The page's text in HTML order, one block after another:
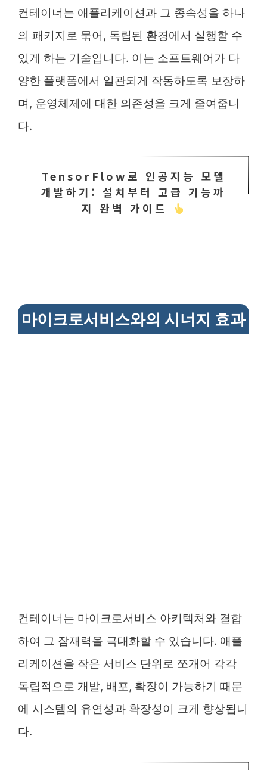
컨테이너는 애플리케이션과 그 종속성을 하나
의 패키지로 묶어, 독립된 환경에서 실행할 수
있게 하는 기술입니다. 이는 소프트웨어가 다
양한 플랫폼에서 일관되게 작동하도록 보장하
며, 운영체제에 대한 의존성을 크게 줄여줍니
다.
TensorFlow로 인공지능 모델
개발하기: 설치부터 고급 기능까
지 완벽 가이드
마이크로서비스와의 시너지 효과
컨테이너는 마이크로서비스 아키텍처와 결합
하여 그 잠재력을 극대화할 수 있습니다. 애플
리케이션을 작은 서비스 단위로 쪼개어 각각
독립적으로 개발, 배포, 확장이 가능하기 때문
에 시스템의 유연성과 확장성이 크게 향상됩니
다.